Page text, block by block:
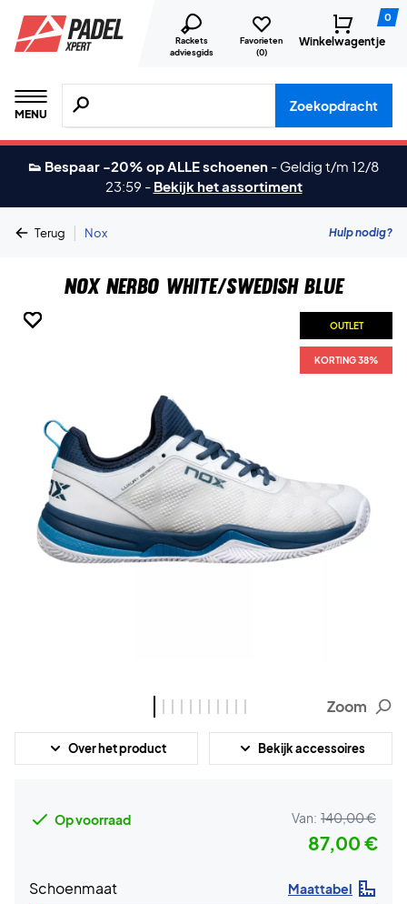
Rackets
adviesgids
Favorieten
(0)
0
Winkelwagentje
MENU
Zoeken naar producten, merken etc.
Zoekopdracht
👟 Bespaar -20% op ALLE schoenen - Geldig t/m 12/8
23:59 - Bekijk het assortiment
Terug | Nox Hulp nodig?
Nox Nerbo White/Swedish Blue
OUTLET
KORTING 38%
OUTLET
KORTING 38%
OUTLET
KORTING 38%
OUTLET
KORTING 38%
OUTLET
KORTING 38%
OUTLET
KORTING 38%
OUTLET
KORTING 38%
OUTLET
KORTING 38%
OUTLET
KORTING 38%
OUTLET
KORTING 38%
OUTLET
KORTING 38%
Zoom
Over het product Bekijk accessoires
Op voorraad Van: 140,00 €
87,00 €
Schoenmaat Maattabel